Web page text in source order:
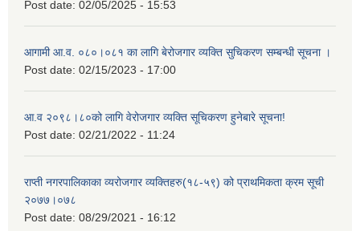
Post date: 02/05/2025 - 15:53
आगामी आ.व. ०८०।०८१ का लागि बेरोजगार व्यक्ति सुचिकरण सम्बन्धी सूचना ।
Post date: 02/15/2023 - 17:00
आ.व २०९८।८०को लागि वेरोजगार व्यक्ति सूचिकरण हुनेबारे सूचना!
Post date: 02/21/2022 - 11:24
राप्ती नगरपालिकाका व्यरोजगार व्यक्तिहरु(१८-५९) को प्राथमिकता क्रम सूची
२०७७।०७८
Post date: 08/29/2021 - 16:12